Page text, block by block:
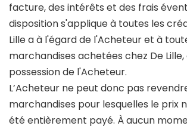
facture, des intérêts et des frais
disposition s'applique à toutes les
Lille a à l'égard de l'Acheteur et à
marchandises achetées chez De
possession de l'Acheteur.
L’Acheteur ne peut donc pas
marchandises pour lesquelles le prix
été entièrement payé. À aucun